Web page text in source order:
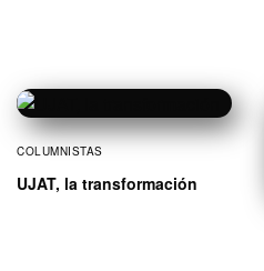
COLUMNISTAS
UJAT, la transformación